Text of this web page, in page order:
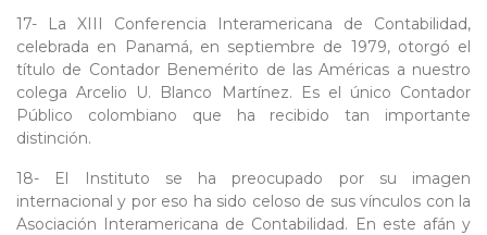
17- La XIII Conferencia Interamericana de Contabilidad,
celebrada en Panamá, en septiembre de 1979, otorgó el
título de Contador Benemérito de las Américas a nuestro
colega Arcelio U. Blanco Martínez. Es el único Contador
Público colombiano que ha recibido tan importante
distinción.
18- El Instituto se ha preocupado por su imagen
internacional y por eso ha sido celoso de sus vínculos con la
Asociación Interamericana de Contabilidad. En este afán y